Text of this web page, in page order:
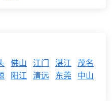
佛山 江门 湛江
茂名
阳江 清远 东莞 中山